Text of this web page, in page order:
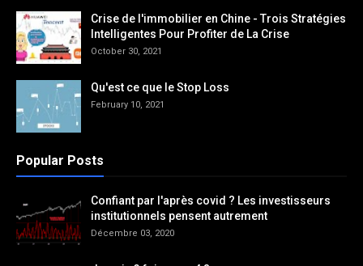
Crise de l'immobilier en Chine - Trois Stratégies
Intelligentes Pour Profiter de La Crise
October 30, 2021
Qu'est ce que le Stop Loss
February 10, 2021
Popular Posts
Confiant par l'après covid ? Les investisseurs
institutionnels pensent autrement
Décembre 03, 2020